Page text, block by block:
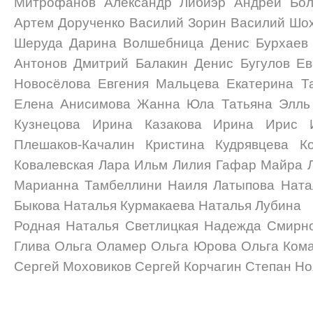
Артем Дорученко Василий Зорин Василий
Шеруда Дарина Волшебница Денис
Антонов Дмитрий Балакин Денис Бугулов
Новосёлова Евгения Мальцева Екатерина
Елена Анисимова Жанна Юла Татьяна Элль
Кузнецова Ирина Казакова Ирина
Плешаков-Качалин Кристина Кудрявцева
Ковалевская Лара Ильм Лилия Гафар Майра
Марианна Тамбеллини Наиля Латыпова
Быкова Наталья Курмакаева Наталья
Родная Наталья Светлицкая Надежда
Глива Ольга Оламер Ольга Юрова Ольга
Сергей Моховиков Сергей Корчагин Степан